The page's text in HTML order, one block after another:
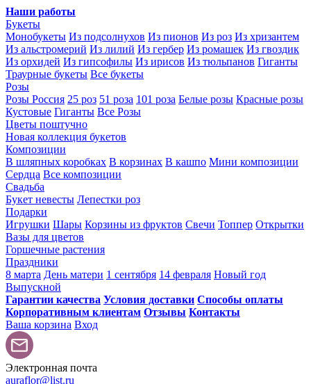
Наши работы
Букеты
Монобукеты Из подсолнухов Из пионов Из роз Из хризантем
Из альстромерий Из лилий Из гербер Из ромашек Из гвоздик
Из орхидей Из гипсофилы Из ирисов Из тюльпанов Гиганты
Траурные букеты Все букеты
Розы
Розы Россия 25 роз 51 роза 101 роза Белые розы Красные розы
Кустовые Гиганты Все Розы
Цветы поштучно
Новая коллекция букетов
Композиции
В шляпных коробках В корзинах В кашпо Мини композиции
Сердца Все композиции
Свадьба
Букет невесты Лепестки роз
Подарки
Игрушки Шары Корзины из фруктов Свечи Топпер Открытки
Вазы для цветов
Горшечные растения
Праздники
8 марта День матери 1 сентября 14 февраля Новый год
Выпускной
Гарантии качества Условия доставки Способы оплаты
Корпоративным клиентам Отзывы Контакты
Ваша корзина Вход
Электронная почта
auraflor@list.ru